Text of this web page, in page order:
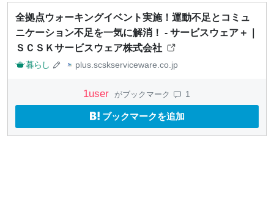
全拠点ウォーキングイベント実施！運動不足とコミュ
ニケーション不足を一気に解消！ - サービスウェア＋｜
ＳＣＳＫサービスウェア株式会社
暮らし plus.scskserviceware.co.jp
1user がブックマーク 1
ブックマークを追加